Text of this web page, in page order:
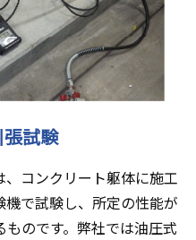
試験
コンクリート躯体に施工
で試験し、所定の性能が
のです。弊社では油圧式